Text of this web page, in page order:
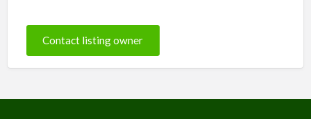
Contact listing owner